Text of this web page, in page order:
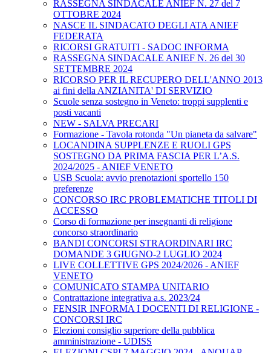
RASSEGNA SINDACALE ANIEF N. 27 del 7
OTTOBRE 2024
NASCE IL SINDACATO DEGLI ATA ANIEF
FEDERATA
RICORSI GRATUITI - SADOC INFORMA
RASSEGNA SINDACALE ANIEF N. 26 del 30
SETTEMBRE 2024
RICORSO PER IL RECUPERO DELL'ANNO 2013
ai fini della ANZIANITA' DI SERVIZIO
Scuole senza sostegno in Veneto: troppi supplenti e
posti vacanti
NEW - SALVA PRECARI
Formazione - Tavola rotonda "Un pianeta da salvare"
LOCANDINA SUPPLENZE E RUOLI GPS
SOSTEGNO DA PRIMA FASCIA PER L’A.S.
2024/2025 - ANIEF VENETO
USB Scuola: avvio prenotazioni sportello 150
preferenze
CONCORSO IRC PROBLEMATICHE TITOLI DI
ACCESSO
Corso di formazione per insegnanti di religione
concorso straordinario
BANDI CONCORSI STRAORDINARI IRC
DOMANDE 3 GIUGNO-2 LUGLIO 2024
LIVE COLLETTIVE GPS 2024/2026 - ANIEF
VENETO
COMUNICATO STAMPA UNITARIO
Contrattazione integrativa a.s. 2023/24
FENSIR INFORMA I DOCENTI DI RELIGIONE -
CONCORSI IRC
Elezioni consiglio superiore della pubblica
amministrazione - UDISS